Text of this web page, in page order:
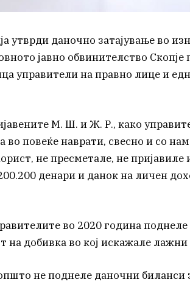
утврди даночно затајување во
јавно обвинителство Скопје
управители на правно лице и
М. Ш. и Ж. Р., како
повеќе наврати, свесно и со
не пресметале, не пријавиле
денари и данок на личен
во 2020 година
на добивка во кој искажале
не поднеле даночни биланси